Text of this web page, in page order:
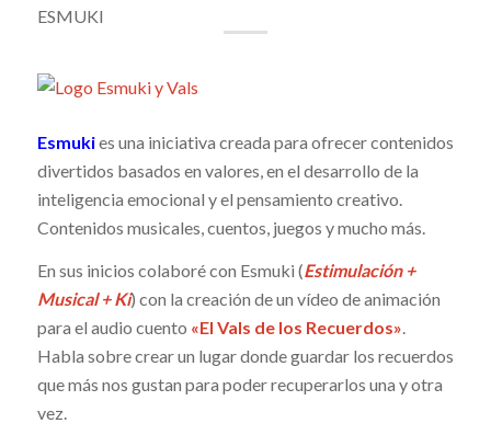
ESMUKI
Esmukies una iniciativa creada para ofrecer contenidos
divertidos basados en valores, en el desarrollo de la
inteligencia emocional y el pensamiento creativo.
Contenidos musicales, cuentos, juegos y mucho más.
En sus inicios colaboré con Esmuki (Estimulación +
Musical + Ki) con la creación de un vídeo de animación
para el audio cuento «El Vals de los Recuerdos».
Habla sobre crear un lugar donde guardar los recuerdos
que más nos gustan para poder recuperarlos una y otra
vez.